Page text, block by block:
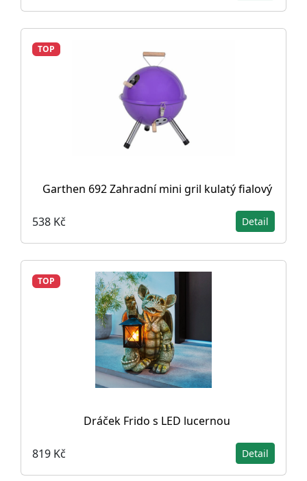
TOP
Garthen 692 Zahradní mini gril kulatý fialový
538 Kč Detail
TOP
Dráček Frido s LED lucernou
819 Kč Detail